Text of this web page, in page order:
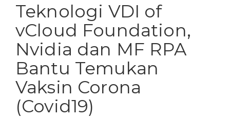
Teknologi VDI of
vCloud Foundation,
Nvidia dan MF RPA
Bantu Temukan
Vaksin Corona
(Covid19)